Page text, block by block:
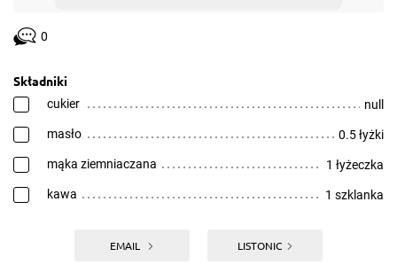
0
Składniki
cukier null
masło 0.5 łyżki
mąka ziemniaczana 1 łyżeczka
kawa 1 szklanka
EMAIL LISTONIC